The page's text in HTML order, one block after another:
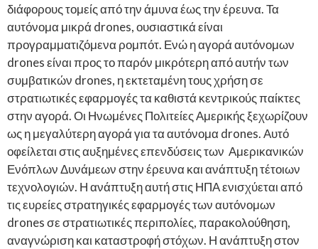
διάφορους τομείς από την άμυνα έως την έρευνα. Τα
αυτόνομα μικρά drones, ουσιαστικά είναι
προγραμματιζόμενα ρομπότ. Ενώ η αγορά αυτόνομων
drones είναι προς το παρόν μικρότερη από αυτήν των
συμβατικών drones, η εκτεταμένη τους χρήση σε
στρατιωτικές εφαρμογές τα καθιστά κεντρικούς παίκτες
στην αγορά. Οι Ηνωμένες Πολιτείες Αμερικής ξεχωρίζουν
ως η μεγαλύτερη αγορά για τα αυτόνομα drones. Αυτό
οφείλεται στις αυξημένες επενδύσεις των Αμερικανικών
Ενόπλων Δυνάμεων στην έρευνα και ανάπτυξη τέτοιων
τεχνολογιών. Η ανάπτυξη αυτή στις ΗΠΑ ενισχύεται από
τις ευρείες στρατηγικές εφαρμογές των αυτόνομων
drones σε στρατιωτικές περιπολίες, παρακολούθηση,
αναγνώριση και καταστροφή στόχων. Η ανάπτυξη στον